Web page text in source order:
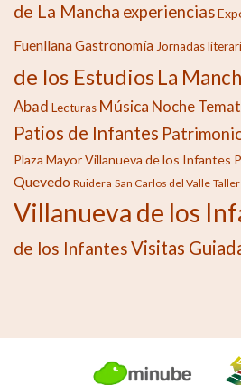
de La Mancha experiencias
FuenllanaGastronomía Jornadas
de los EstudiosLa
Abad Lecturas Música Noche
Patios de Infantes
Plaza Mayor Villanueva de los Infantes
Quevedo Ruidera San Carlos del Valle
Villanueva de los
de los InfantesVisitas